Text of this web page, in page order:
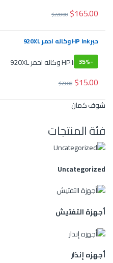
$165.00
$220.00
حبر HP Ink وكاله احمر 920XL
-
35%
$15.00
$23.00
شوف كمان
فئة المنتجات
Uncategorized
أجهزة التفتيش
أجهزه إنذار